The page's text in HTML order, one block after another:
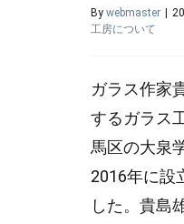
By webmaster
工房について
ガラス作家
するガラス
馬区の大泉
2016年に設
した。貴島